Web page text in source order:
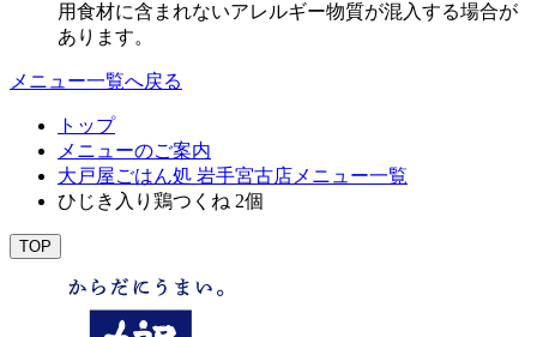
用食材に含まれないアレルギー物質が混入する場合が
あります。
メニュー一覧へ戻る
トップ
メニューのご案内
大戸屋ごはん処 岩手宮古店メニュー一覧
ひじき入り鶏つくね 2個
TOP